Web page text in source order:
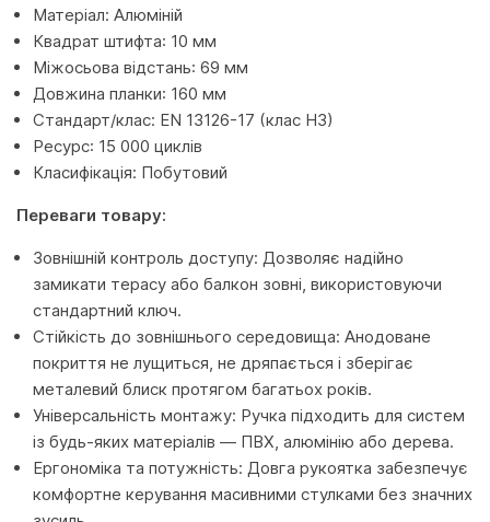
Матеріал: Алюміній
Квадрат штифта: 10 мм
Міжосьова відстань: 69 мм
Довжина планки: 160 мм
Стандарт/клас: EN 13126-17 (клас H3)
Ресурс: 15 000 циклів
Класифікація: Побутовий
Переваги товару:
Зовнішній контроль доступу: Дозволяє надійно
замикати терасу або балкон зовні, використовуючи
стандартний ключ.
Стійкість до зовнішнього середовища: Анодоване
покриття не лущиться, не дряпається і зберігає
металевий блиск протягом багатьох років.
Універсальність монтажу: Ручка підходить для систем
із будь-яких матеріалів — ПВХ, алюмінію або дерева.
Ергономіка та потужність: Довга рукоятка забезпечує
комфортне керування масивними стулками без значних